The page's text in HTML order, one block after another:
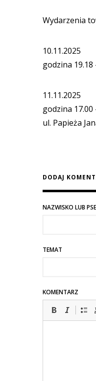
Wydarzenia
10.11.2025
godzina
11.11.2025
godzina
ul. Papieża
DODAJ
NAZWISKO LUB
TEMAT
KOMENTARZ